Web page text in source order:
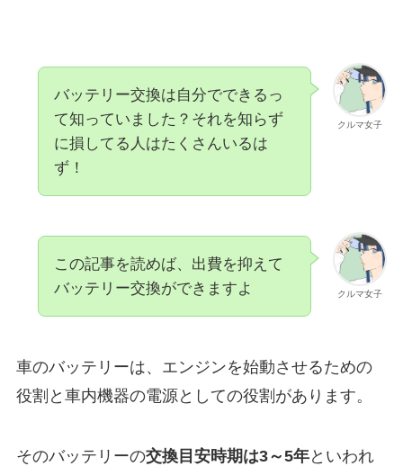
クルマ女子
バッテリー交換は自分でできるっ
て知っていました？それを知らず
に損してる人はたくさんいるは
ず！
クルマ女子
この記事を読めば、出費を抑えて
バッテリー交換ができますよ
車のバッテリーは、エンジンを始動させるための
役割と車内機器の電源としての役割があります。
そのバッテリーの交換目安時期は3～5年といわれ